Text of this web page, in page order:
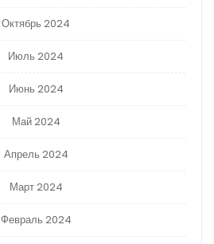
Октябрь 2024
Июль 2024
Июнь 2024
Май 2024
Апрель 2024
Март 2024
Февраль 2024